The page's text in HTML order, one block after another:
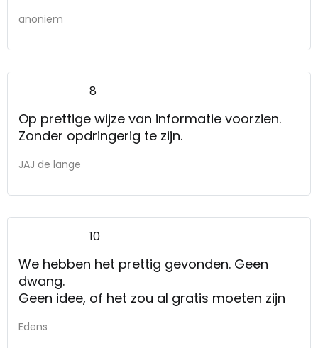
anoniem
8
Op prettige wijze van informatie voorzien.
Zonder opdringerig te zijn.
JAJ de lange
10
We hebben het prettig gevonden. Geen
dwang.
Geen idee, of het zou al gratis moeten zijn
Edens